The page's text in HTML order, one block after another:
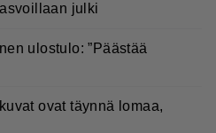
julki
ulostulo: ”Päästää
ovat täynnä lomaa,